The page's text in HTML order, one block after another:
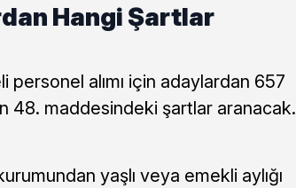
Hangi Şartlar
alımı için adaylardan 657
48. maddesindeki şartlar aranacak.
yaşlı veya emekli aylığı